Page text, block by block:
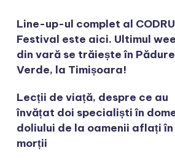
Line-up-ul complet al CODRU
Festival este aici. Ultimul
din vară se trăiește în
Verde, la Timișoara!
Lecții de viață, despre ce au
învățat doi specialiști în
doliului de la oamenii aflați
morții